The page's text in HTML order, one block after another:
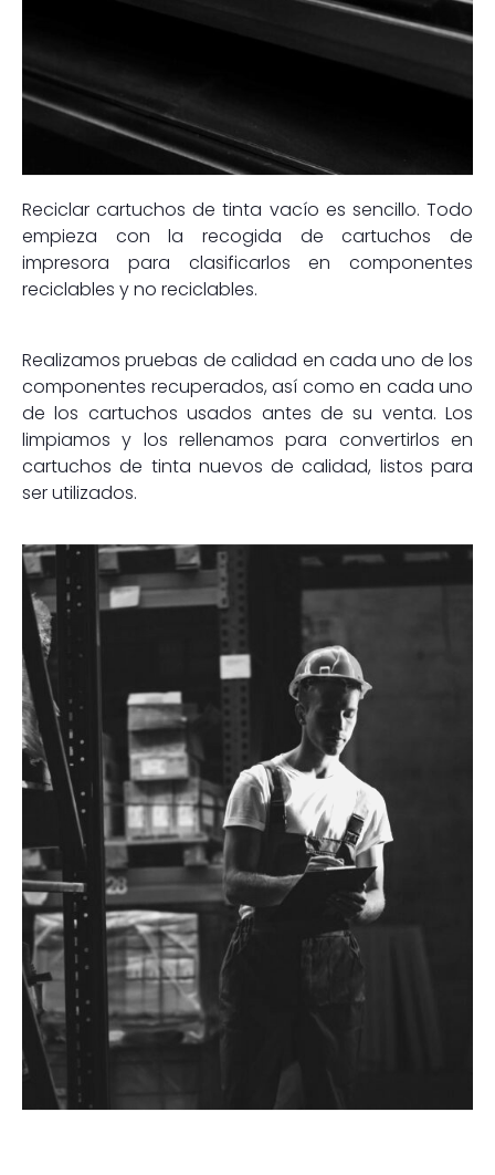
Reciclar cartuchos de tinta vacío es sencillo. Todo
empieza con la recogida de cartuchos de
impresora para clasificarlos en componentes
reciclables y no reciclables.
Realizamos pruebas de calidad en cada uno de los
componentes recuperados, así como en cada uno
de los cartuchos usados antes de su venta. Los
limpiamos y los rellenamos para convertirlos en
cartuchos de tinta nuevos de calidad, listos para
ser utilizados.